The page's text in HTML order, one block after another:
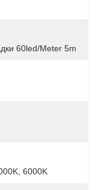
60led/meter 5m
6000K